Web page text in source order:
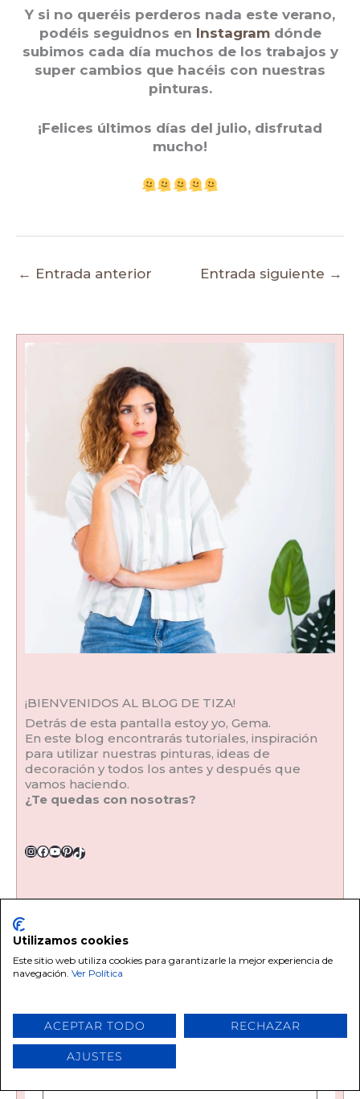
Y si no queréis perderos nada este verano,
podéis seguidnos en Instagramdónde
subimos cada día muchos de los trabajos y
super cambios que hacéis con nuestras
pinturas.
¡Felices últimos días del julio, disfrutad
mucho!
← Entrada anterior Entrada siguiente →
¡BIENVENIDOS AL BLOG DE TIZA!
Detrás de esta pantalla estoy yo, Gema.
En este blog encontrarás tutoriales, inspiración
para utilizar nuestras pinturas, ideas de
decoración y todos los antes y después que
vamos haciendo.
¿Te quedas con nosotras?
CONSIGUE 5% DTO
Y recibe una sorpresa por tu cumpleaños
Email
Utilizamos cookies
Este sitio web utiliza cookies para garantizarle la mejor experiencia de
navegación. Ver Política
ACEPTAR TODO RECHAZAR
AJUSTES